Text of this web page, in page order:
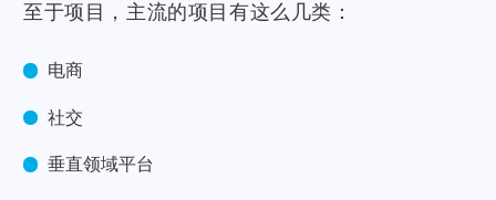
至于项目，主流的项目有这么几类：
电商
社交
垂直领域平台